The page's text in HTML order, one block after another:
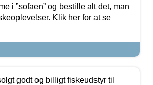
i ”sofaen” og bestille alt det, man
Klik her for at se
godt og billigt fiskeudstyr til